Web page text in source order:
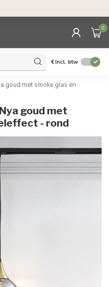
0
€Incl. btw
goud met smoke glas en
goud met
- rond